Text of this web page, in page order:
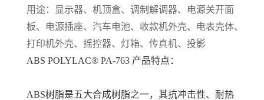
用途：显示器、机顶盒、调制解调器、电源关开面
板、电源插座、汽车电池、收款机外壳、电表壳体、
打印机外壳、摇控器、灯箱、传真机、投影
ABS POLYLAC® PA-763 产品特点：
ABS树脂是五大合成树脂之一，其抗冲击性、耐热